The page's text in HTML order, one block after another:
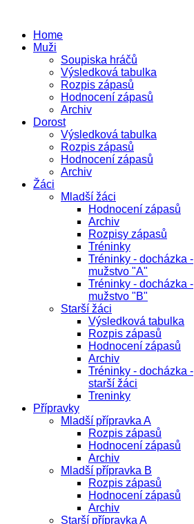
Home
Muži
Soupiska hráčů
Výsledková tabulka
Rozpis zápasů
Hodnocení zápasů
Archiv
Dorost
Výsledková tabulka
Rozpis zápasů
Hodnocení zápasů
Archiv
Žáci
Mladší žáci
Hodnocení zápasů
Archiv
Rozpisy zápasů
Tréninky
Tréninky - docházka -
mužstvo "A"
Tréninky - docházka -
mužstvo "B"
Starší žáci
Výsledková tabulka
Rozpis zápasů
Hodnocení zápasů
Archiv
Tréninky - docházka -
starší žáci
Treninky
Přípravky
Mladší přípravka A
Rozpis zápasů
Hodnocení zápasů
Archiv
Mladší přípravka B
Rozpis zápasů
Hodnocení zápasů
Archiv
Starší přípravka A